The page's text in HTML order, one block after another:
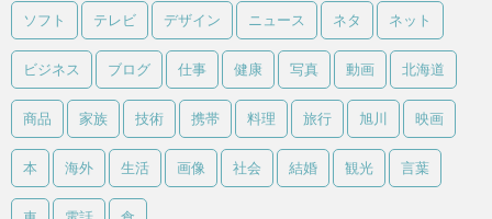
ソフト テレビ デザイン ニュース ネタ ネット
ビジネス ブログ 仕事 健康 写真 動画 北海道
商品 家族 技術 携帯 料理 旅行 旭川 映画
本 海外 生活 画像 社会 結婚 観光 言葉